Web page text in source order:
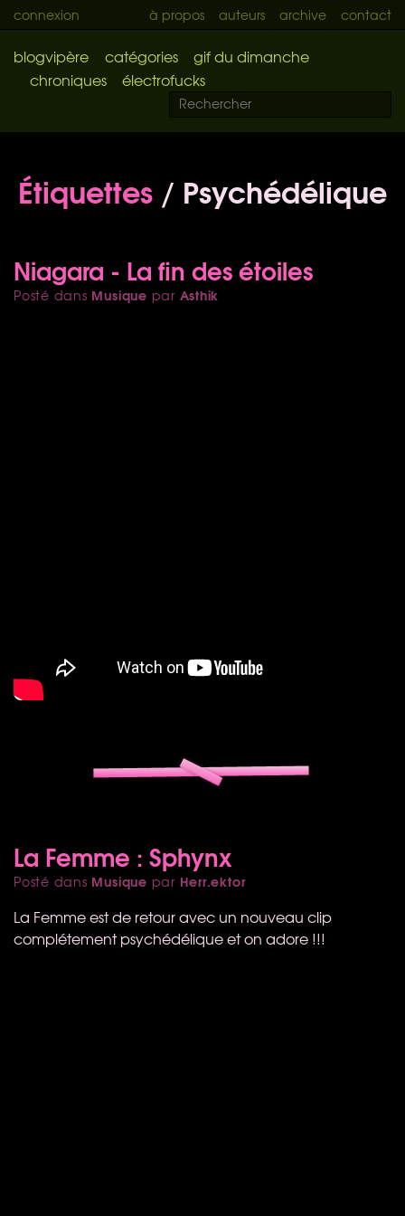
connexion à propos auteurs archive contact
blogvipère catégories
gif du dimanche
chroniques
électrofucks
Étiquettes / Psychédélique
Niagara - La fin des étoiles
Posté dans Musique par Asthik
La Femme : Sphynx
Posté dans Musique par Herr.ektor
La Femme est de retour avec un nouveau clip
complétement psychédélique et on adore !!!